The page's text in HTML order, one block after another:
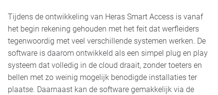
Tijdens de ontwikkeling van Heras Smart Access is vanaf
het begin rekening gehouden met het feit dat werfleiders
tegenwoordig met veel verschillende systemen werken. De
software is daarom ontwikkeld als een simpel plug en play
systeem dat volledig in de cloud draait, zonder toeters en
bellen met zo weinig mogelijk benodigde installaties ter
plaatse. Daarnaast kan de software gemakkelijk via de